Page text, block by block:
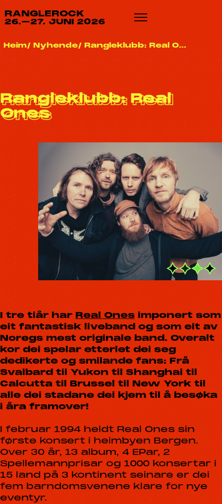
RANGLEROCK
26.–27. JUNI 2026
Heim Nyhende Rangleklubb: Real O...
Rangleklubb: Real
Ones
I tre tiår har Real Ones imponert som
eit fantastisk liveband og som eit av
Noregs mest originale band. Overalt
kor dei spelar etterlet dei seg
dedikerte og smilande fans: Frå
Svalbard til Yukon til Shanghai til
Calcutta til Brussel til New York til
alle dei stadane dei kjem til å besøka
i åra framover!
I februar 1994 heldt Real Ones sin
første konsert i heimbyen Bergen.
Over 30 år, 13 album, 4 EPar, 2
Spellemannprisar og 1000 konsertar i
15 land på 3 kontinent seinare er dei
fem barndomsvenene klare for nye
eventyr.